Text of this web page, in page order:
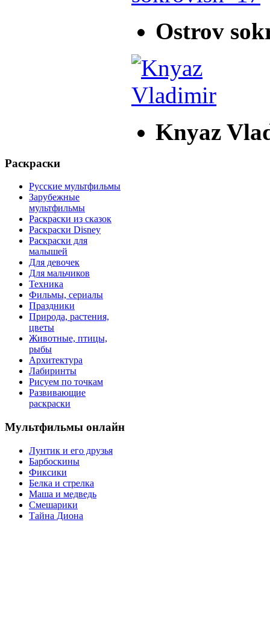
Ostrov
Knyaz
Раскраски
Русские мультфильмы
Зарубежные
мультфильмы
Раскраски из сказок
Раскраски Disney
Раскраски для
малышей
Для девочек
Для мальчиков
Техника
Фильмы, сериалы
Праздники
Природа, растения,
цветы
Животные, птицы,
рыбы
Архитектура
Лабиринты
Рисуем по точкам
Развивающие
раскраски
Мультфильмы онлайн
Лунтик и его друзья
Барбоскины
Фиксики
Белка и стрелка
Маша и медведь
Смешарики
Тайна Диона